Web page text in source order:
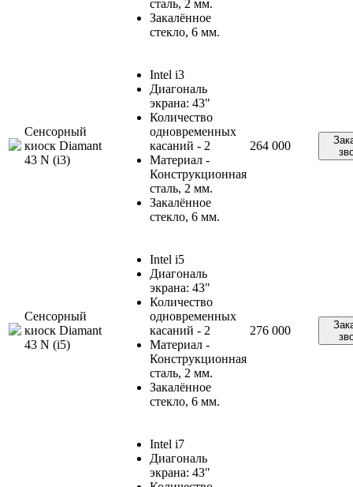
сталь, 2 мм.
Закалённое
стекло, 6 мм.
Сенсорный
киоск Diamant
43 N (i3)
Intel i3
Диагональ
экрана: 43"
Количество
одновременных
касаний - 2
Материал -
Конструкционная
сталь, 2 мм.
Закалённое
стекло, 6 мм.
264 000
Сенсорный
киоск Diamant
43 N (i5)
Intel i5
Диагональ
экрана: 43"
Количество
одновременных
касаний - 2
Материал -
Конструкционная
сталь, 2 мм.
Закалённое
стекло, 6 мм.
276 000
Intel i7
Диагональ
экрана: 43"